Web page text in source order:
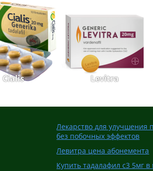
Cialis Levitra
Лекарство для улучшения
без побочных эффектов
Левитра цена абонемента
Купить тадалафил с3 5мг в